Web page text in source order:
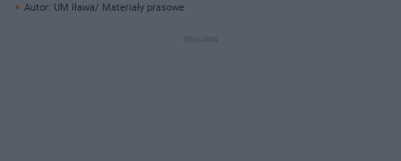
Autor: UM Iława/ Materiały prasowe